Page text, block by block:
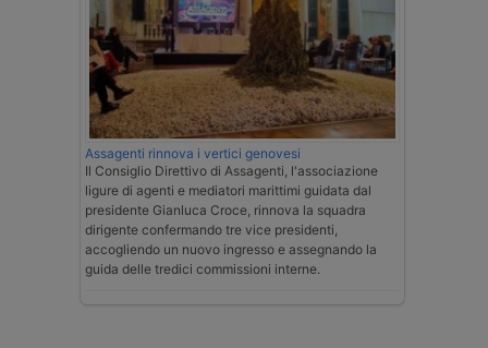
Assagenti rinnova i vertici genovesi
Il Consiglio Direttivo di Assagenti, l'associazione
ligure di agenti e mediatori marittimi guidata dal
presidente Gianluca Croce, rinnova la squadra
dirigente confermando tre vice presidenti,
accogliendo un nuovo ingresso e assegnando la
guida delle tredici commissioni interne.